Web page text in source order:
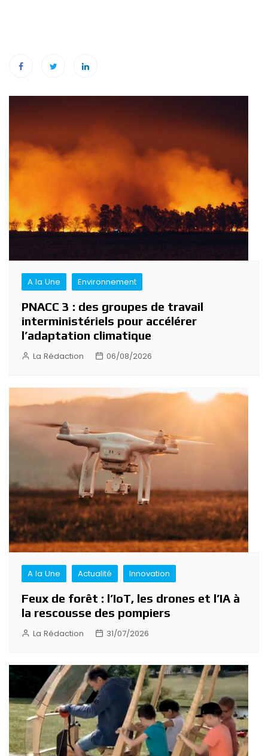
Navigation
de
l’article
A la Une Environnement
PNACC 3 : des groupes de travail
interministériels pour accélérer
l’adaptation climatique
La Rédaction 06/08/2026
A la Une Actualité Innovation
Feux de forêt : l’IoT, les drones et l’IA à
la rescousse des pompiers
La Rédaction 31/07/2026